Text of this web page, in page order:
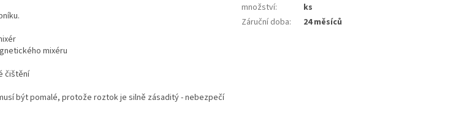
mixéru
čištění
být pomalé, protože roztok je silně zásaditý - nebezpečí
množství:
ks
Záruční doba: 24 měsíců